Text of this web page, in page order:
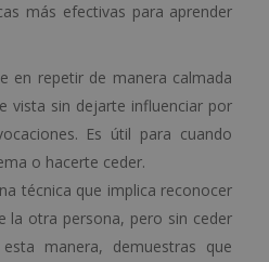
más efectivas para aprender
en repetir de manera calmada
vista sin dejarte influenciar por
Es útil para cuando
o hacerte ceder.
técnica que implica reconocer
la otra persona, pero sin ceder
manera, demuestras que